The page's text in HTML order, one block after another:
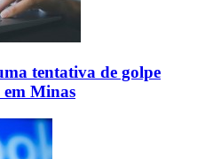
tentativa de golpe
Minas